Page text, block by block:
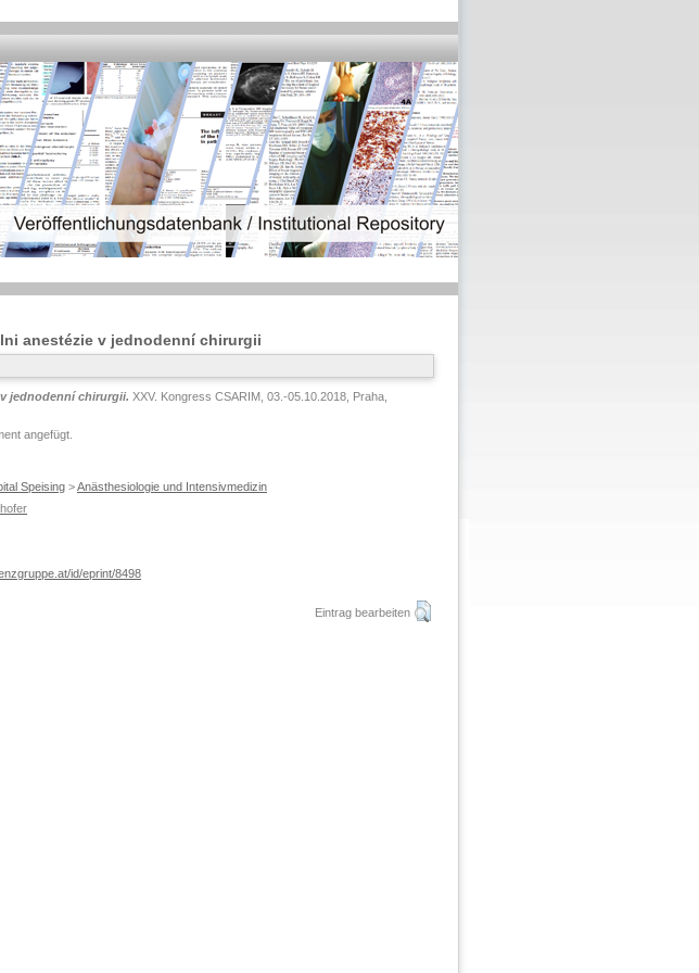
anestézie v jednodenní chirurgii
jednodenní chirurgii. XXV. Kongress CSARIM, 03.-05.10.2018, Praha,
angefügt.
Speising >Anästhesiologie und Intensivmedizin
id/eprint/8498
Eintrag bearbeiten